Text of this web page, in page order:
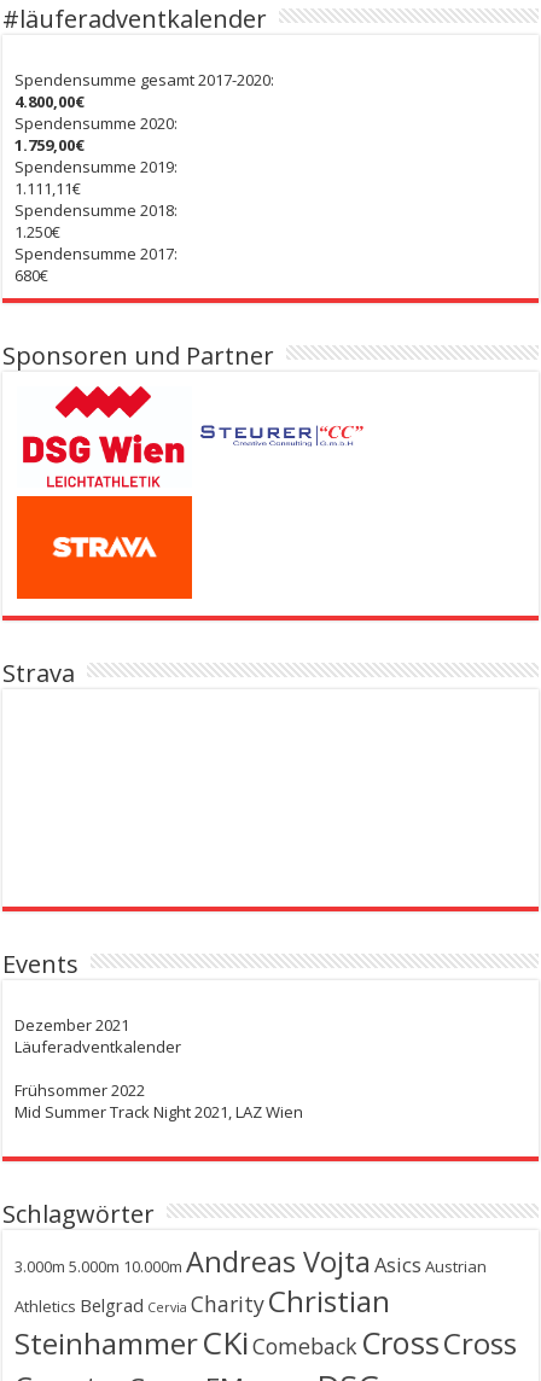
#läuferadventkalender
Spendensumme gesamt 2017-2020:
4.800,00€
Spendensumme 2020:
1.759,00€
Spendensumme 2019:
1.111,11€
Spendensumme 2018:
1.250€
Spendensumme 2017:
680€
Sponsoren und Partner
Strava
Events
Dezember 2021
Läuferadventkalender
Frühsommer 2022
Mid Summer Track Night 2021, LAZ Wien
Schlagwörter
3.000m 5.000m 10.000m Andreas Vojta Asics Austrian
Athletics Belgrad Cervia CharityChristian
SteinhammerCKiComeback CrossCross